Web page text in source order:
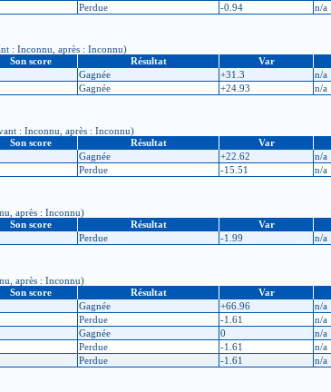
Perdue -0.94 n/a
: Inconnu, après : Inconnu)
Son score Résultat Var
Gagnée +31.3
n/a
Gagnée +24.93 n/a
: Inconnu, après : Inconnu)
Son score Résultat Var
Gagnée +22.62
n/a
Perdue -15.51 n/a
après : Inconnu)
Son score Résultat Var
Perdue -1.99 n/a
après : Inconnu)
Son score Résultat Var
Gagnée +66.96
n/a
Perdue -1.61
n/a
Gagnée 0
n/a
Perdue -1.61
n/a
Perdue -1.61 n/a